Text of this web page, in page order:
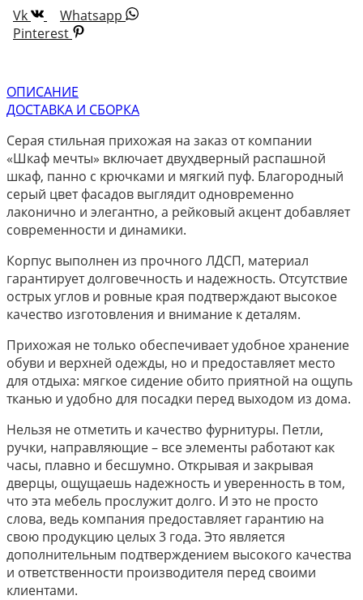
Vk
Whatsapp
Pinterest
ОПИСАНИЕ
ДОСТАВКА И СБОРКА
Серая стильная прихожая на заказ от компании
«Шкаф мечты» включает двухдверный распашной
шкаф, панно с крючками и мягкий пуф. Благородный
серый цвет фасадов выглядит одновременно
лаконично и элегантно, а рейковый акцент добавляет
современности и динамики.
Корпус выполнен из прочного ЛДСП, материал
гарантирует долговечность и надежность. Отсутствие
острых углов и ровные края подтверждают высокое
качество изготовления и внимание к деталям.
Прихожая не только обеспечивает удобное хранение
обуви и верхней одежды, но и предоставляет место
для отдыха: мягкое сидение обито приятной на ощупь
тканью и удобно для посадки перед выходом из дома.
Нельзя не отметить и качество фурнитуры. Петли,
ручки, направляющие – все элементы работают как
часы, плавно и бесшумно. Открывая и закрывая
дверцы, ощущаешь надежность и уверенность в том,
что эта мебель прослужит долго. И это не просто
слова, ведь компания предоставляет гарантию на
свою продукцию целых 3 года. Это является
дополнительным подтверждением высокого качества
и ответственности производителя перед своими
клиентами.